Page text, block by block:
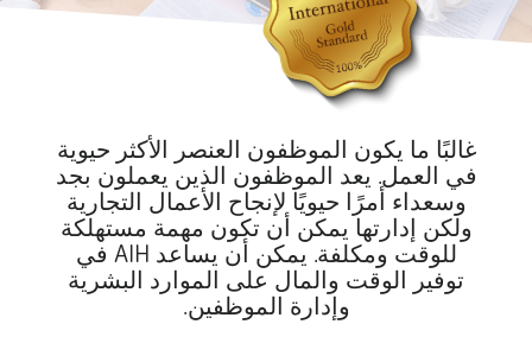
غالبًا ما يكون الموظفون العنصر الأكثر حيوية
في العمل. يعد الموظفون الذين يعملون بجد
وسعداء أمرًا حيويًا لإنجاح الأعمال التجارية
ولكن إدارتها يمكن أن تكون مهمة مستهلكة
للوقت ومكلفة. يمكن أن يساعد AIH في
توفير الوقت والمال على الموارد البشرية
وإدارة الموظفين.